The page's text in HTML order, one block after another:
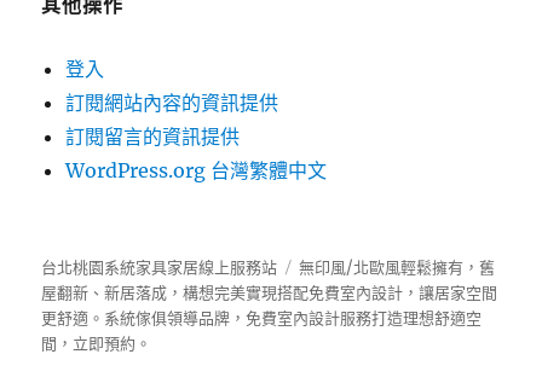
其他操作
登入
訂閱網站內容的資訊提供
訂閱留言的資訊提供
WordPress.org 台灣繁體中文
台北桃園系統家具家居線上服務站
無印風/北歐風輕鬆擁有，舊
屋翻新、新居落成，構想完美實現搭配免費室內設計，讓居家空間
更舒適。 系統傢俱領導品牌，免費室內設計服務打造理想舒適空
間，立即預約。